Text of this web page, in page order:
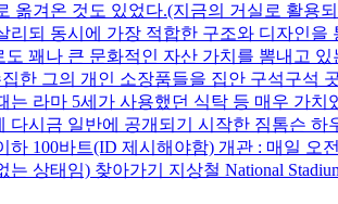
겨온 것도 있었다.(지금의 거실로 활용
되 동시에 가장 적합한 구조와 디자인
꽤나 큰 문화적인 자산 가치를 뽐내고
그의 개인 소장품들을 집안 구석구석
라마 5세가 사용했던 식탁 등 매우 가
시금 일반에 공개되기 시작한 짐톰슨
100바트(ID 제시해야함) 개관 : 매일 오
상태임) 찾아가기 지상철 National